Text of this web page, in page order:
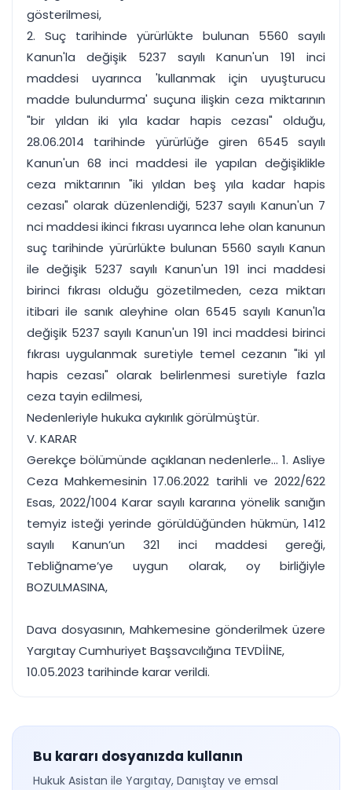
gösterilmesi,
2. Suç tarihinde yürürlükte bulunan 5560 sayılı
Kanun'la değişik 5237 sayılı Kanun'un 191 inci
maddesi uyarınca 'kullanmak için uyuşturucu
madde bulundurma' suçuna ilişkin ceza miktarının
"bir yıldan iki yıla kadar hapis cezası" olduğu,
28.06.2014 tarihinde yürürlüğe giren 6545 sayılı
Kanun'un 68 inci maddesi ile yapılan değişiklikle
ceza miktarının "iki yıldan beş yıla kadar hapis
cezası" olarak düzenlendiği, 5237 sayılı Kanun'un 7
nci maddesi ikinci fıkrası uyarınca lehe olan kanunun
suç tarihinde yürürlükte bulunan 5560 sayılı Kanun
ile değişik 5237 sayılı Kanun'un 191 inci maddesi
birinci fıkrası olduğu gözetilmeden, ceza miktarı
itibari ile sanık aleyhine olan 6545 sayılı Kanun'la
değişik 5237 sayılı Kanun'un 191 inci maddesi birinci
fıkrası uygulanmak suretiyle temel cezanın "iki yıl
hapis cezası" olarak belirlenmesi suretiyle fazla
ceza tayin edilmesi,
Nedenleriyle hukuka aykırılık görülmüştür.
V. KARAR
Gerekçe bölümünde açıklanan nedenlerle... 1. Asliye
Ceza Mahkemesinin 17.06.2022 tarihli ve 2022/622
Esas, 2022/1004 Karar sayılı kararına yönelik sanığın
temyiz isteği yerinde görüldüğünden hükmün, 1412
sayılı Kanun’un 321 inci maddesi gereği,
Tebliğname’ye uygun olarak, oy birliğiyle
BOZULMASINA,
Dava dosyasının, Mahkemesine gönderilmek üzere
Yargıtay Cumhuriyet Başsavcılığına TEVDİİNE,
10.05.2023 tarihinde karar verildi.
Bu kararı dosyanızda kullanın
Hukuk Asistan ile Yargıtay, Danıştay ve emsal